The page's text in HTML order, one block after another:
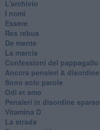
L'archivio
I nomi
Essere
Res rebus
De mente
La marcia
Confessioni del pappagallo
Ancora pensieri & disordine
Sono solo parole
Odi et amo
Pensieri in disordine sparso
Vitamina D
La strada